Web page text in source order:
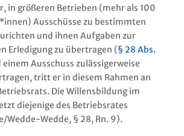
in größeren Betrieben (mehr als 100
Ausschüsse zu bestimmten
und ihnen Aufgaben zur
Erledigung zu übertragen (§ 28 Abs.
einem Ausschuss zulässigerweise
tritt er in diesem Rahmen an
Die Willensbildung im
diejenige des Betriebsrates
Wedde-Wedde, § 28, Rn. 9).